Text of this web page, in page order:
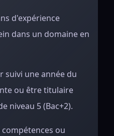
d'expérience
dans un domaine en
suivi une année du
ou être titulaire
niveau 5 (Bac+2).
ou